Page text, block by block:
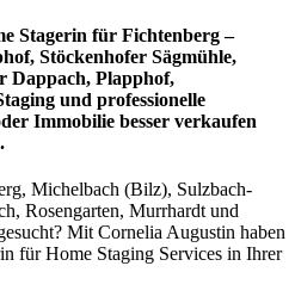
Stagerin für Fichtenberg –
Stöckenhofer Sägmühle,
Dappach, Plapphof,
und professionelle
Immobilie besser verkaufen
Michelbach (Bilz), Sulzbach-
Rosengarten, Murrhardt und
Mit Cornelia Augustin haben
für Home Staging Services in Ihrer